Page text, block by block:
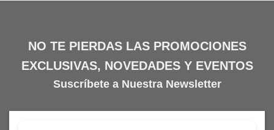
NO TE PIERDAS LAS PROMOCIONES
EXCLUSIVAS, NOVEDADES Y EVENTOS
Suscríbete a Nuestra Newsletter